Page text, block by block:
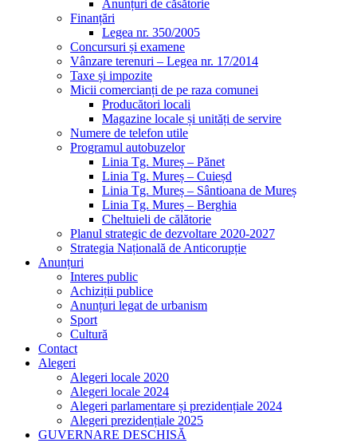
Anunțuri de căsătorie
Finanțări
Legea nr. 350/2005
Concursuri și examene
Vânzare terenuri – Legea nr. 17/2014
Taxe și impozite
Micii comercianți de pe raza comunei
Producători locali
Magazine locale și unități de servire
Numere de telefon utile
Programul autobuzelor
Linia Tg. Mureș – Pănet
Linia Tg. Mureș – Cuieșd
Linia Tg. Mureș – Sântioana de Mureș
Linia Tg. Mureș – Berghia
Cheltuieli de călătorie
Planul strategic de dezvoltare 2020-2027
Strategia Națională de Anticorupție
Anunțuri
Interes public
Achiziții publice
Anunțuri legat de urbanism
Sport
Cultură
Contact
Alegeri
Alegeri locale 2020
Alegeri locale 2024
Alegeri parlamentare și prezidențiale 2024
Alegeri prezidențiale 2025
GUVERNARE DESCHISĂ